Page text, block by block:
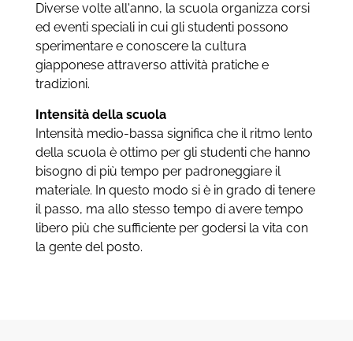
Diverse volte all'anno, la scuola organizza corsi
ed eventi speciali in cui gli studenti possono
sperimentare e conoscere la cultura
giapponese attraverso attività pratiche e
tradizioni.
Intensità della scuola
Intensità medio-bassa significa che il ritmo lento
della scuola è ottimo per gli studenti che hanno
bisogno di più tempo per padroneggiare il
materiale. In questo modo si è in grado di tenere
il passo, ma allo stesso tempo di avere tempo
libero più che sufficiente per godersi la vita con
la gente del posto.